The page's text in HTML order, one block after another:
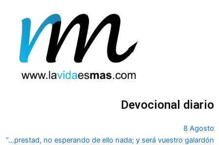
contenido
Devocional diario
8 Agosto
“...prestad, no esperando de ello nada; y será vuestro galardón